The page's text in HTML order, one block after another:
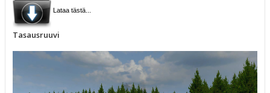
Lataa tästä...
Tasausruuvi